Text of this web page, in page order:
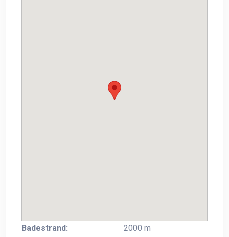
Badestrand:
2000 m